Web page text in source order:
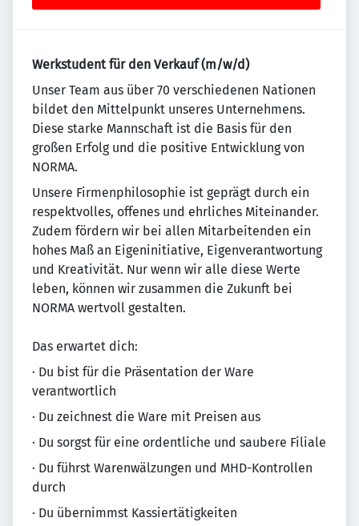
Werkstudent für den Verkauf (m/w/d)
Un­se­r Team aus über 70 ver­schie­de­nen Na­tio­nen
bildet den Mit­tel­punkt un­se­res Un­ter­neh­mens.
Diese starke Mannschaft ist die Basis für den
großen Erfolg und die positive Entwicklung von
NORMA.
Unsere Firmenphilosophie ist geprägt durch ein
re­spekt­vol­les, offenes und ehr­li­ches Mit­ein­an­der.
Zudem fördern wir bei allen Mitarbeitenden ein
ho­hes Maß an Eigeninitiative, Eigenverantwortung
und Krea­ti­vi­tät. Nur wenn wir alle diese Werte
leben, können wir zusammen die Zukunft bei
NORMA wertvoll gestalten.
Das erwartet dich:
· Du bist für die Präsentation der Ware
verantwortlich
· Du zeichnest die Ware mit Preisen aus
· Du sorgst für eine ordentliche und saubere Filiale
· Du führst Warenwälzungen und MHD-Kontrollen
durch
· Du übernimmst Kassiertätigkeiten